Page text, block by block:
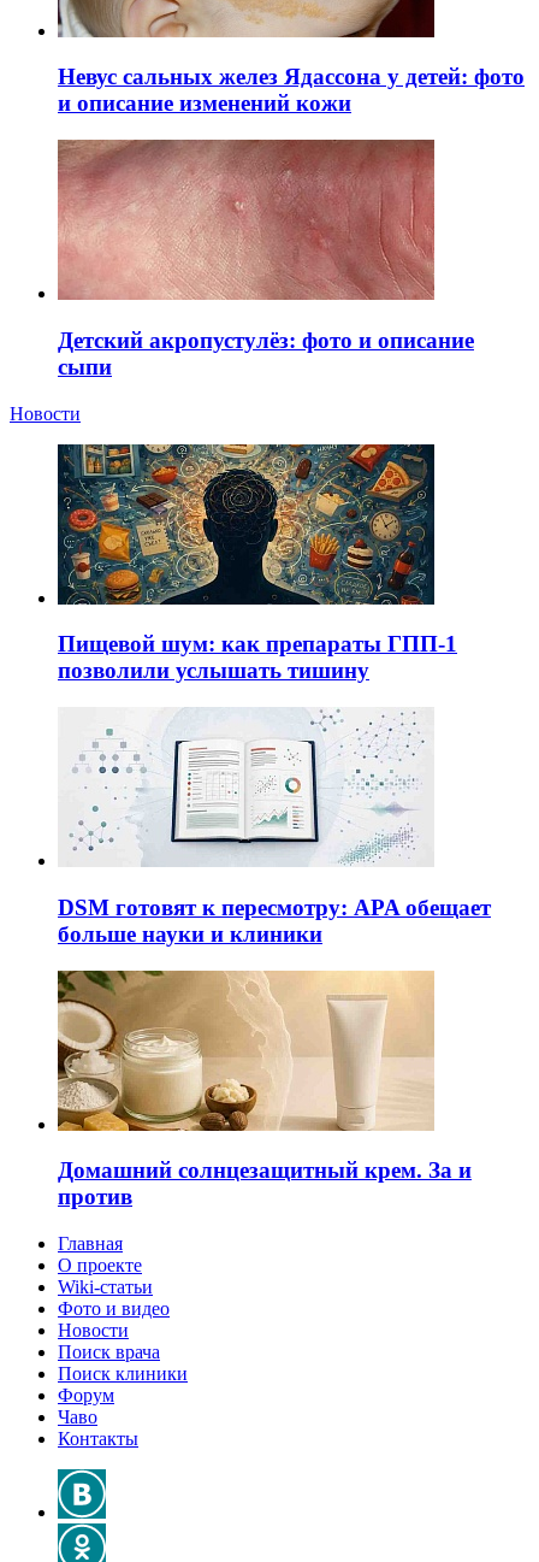
Невус сальных желез Ядассона у детей: фото
и описание изменений кожи
Детский акропустулёз: фото и описание
сыпи
Новости
Пищевой шум: как препараты ГПП-1
позволили услышать тишину
DSM готовят к пересмотру: APA обещает
больше науки и клиники
Домашний солнцезащитный крем. За и
против
Главная
О проекте
Wiki-статьи
Фото и видео
Новости
Поиск врача
Поиск клиники
Форум
Чаво
Контакты